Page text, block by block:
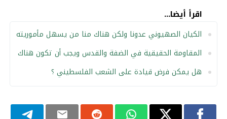
اقرأ أيضا...
الكيان الصهيوني عدونا ولكن هناك منا من يسهل مأموريته
المقاومة الحقيقية في الضفة والقدس ويجب أن تكون هناك
هل يمكن فرض قيادة على الشعب الفلسطيني ؟